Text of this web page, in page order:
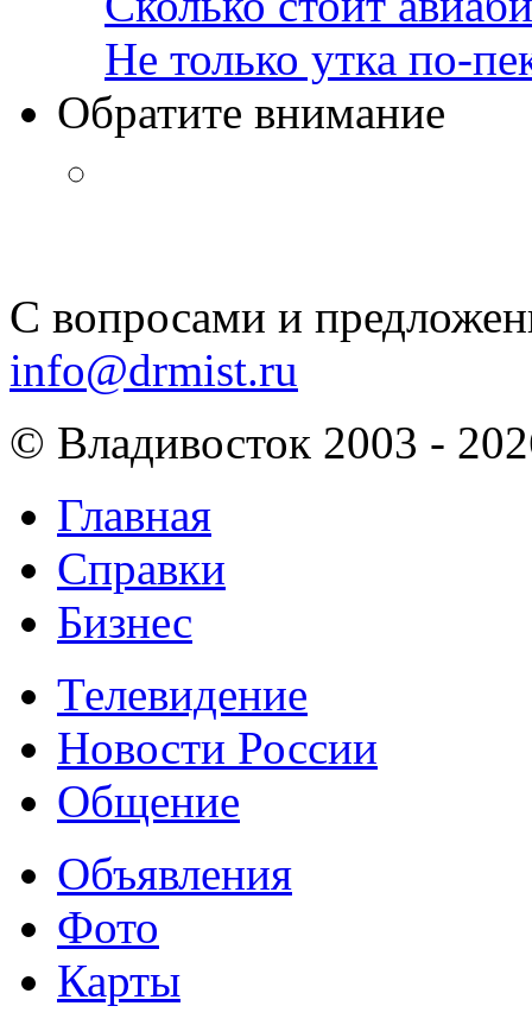
Не только утка по-
Обратите внимание
С вопросами и
info@drmist.ru
© Владивосток 2003 -
Главная
Справки
Бизнес
Телевидение
Новости России
Общение
Объявления
Фото
Карты